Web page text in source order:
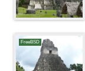
FreeBSD